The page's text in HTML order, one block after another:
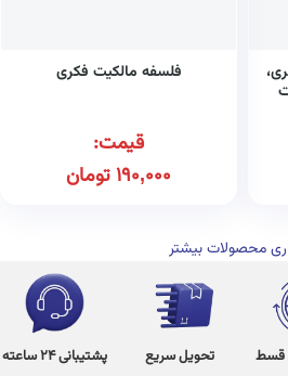
فلسفه مالکیت فکری
قیمت:
190,000تومان
محصولات بیشتر
تحویل سریع پشتیبانی 24 ساعته